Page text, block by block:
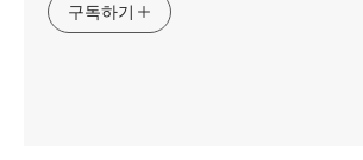
구독하기